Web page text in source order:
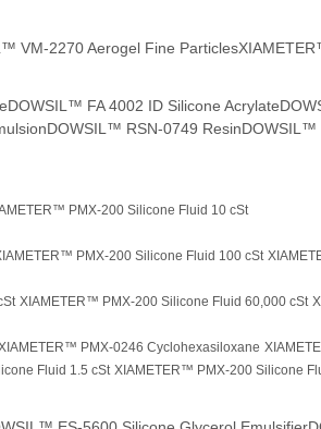
VM-2270 Aerogel Fine Particles
DOWSIL™ FA 4002 ID Silicone Acrylate
DOWSIL™ RSN-0749 ResinDOWSIL™
PMX-200 Silicone Fluid 10 cSt
PMX-200 Silicone Fluid 100 cSt
XIAMETER™ PMX-200 Silicone Fluid 60,000 cSt
PMX-0246 Cyclohexasiloxane
Fluid 1.5 cSt XIAMETER™ PMX-200 Silicone